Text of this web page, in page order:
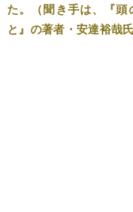
た。（聞き手は、『
と』の著者・安達裕哉氏